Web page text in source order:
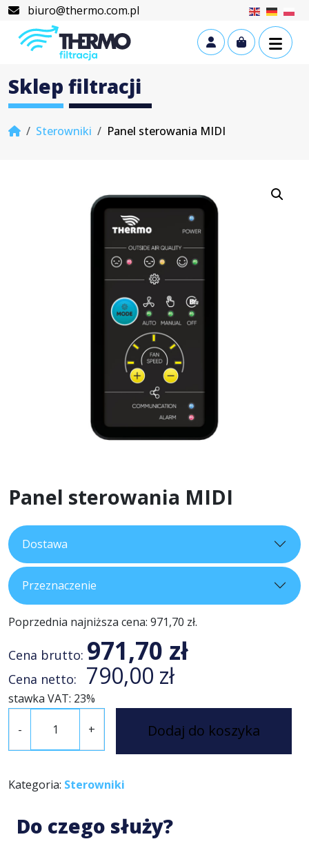
biuro@thermo.com.pl
Skip to content
Skip to footer
Account
Cart
Sklep filtracji
HomeSterowniki Panel sterowania MIDI
Panel sterowania MIDI
Dostawa
Przeznaczenie
Poprzednia najniższa cena: 971,70 zł.
Cena brutto: 971,70 zł
Cena netto: 790,00 zł
stawka VAT: 23%
-
o
ć
+ Dodaj do koszyka
Kategoria: Sterowniki
Do czego służy?